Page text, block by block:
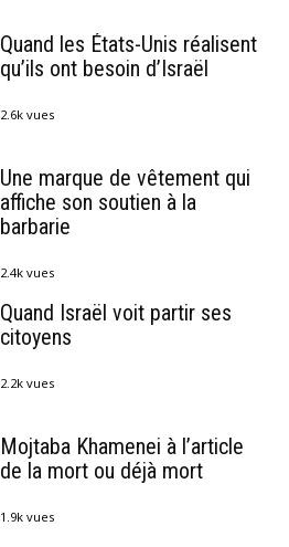
Quand les États-Unis réalisent
qu’ils ont besoin d’Israël
2.6k vues
Une marque de vêtement qui
affiche son soutien à la
barbarie
2.4k vues
Quand Israël voit partir ses
citoyens
2.2k vues
Mojtaba Khamenei à l’article
de la mort ou déjà mort
1.9k vues